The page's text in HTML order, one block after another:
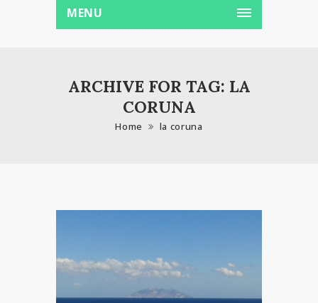
MENU
ARCHIVE FOR TAG: LA
CORUNA
Home la coruna